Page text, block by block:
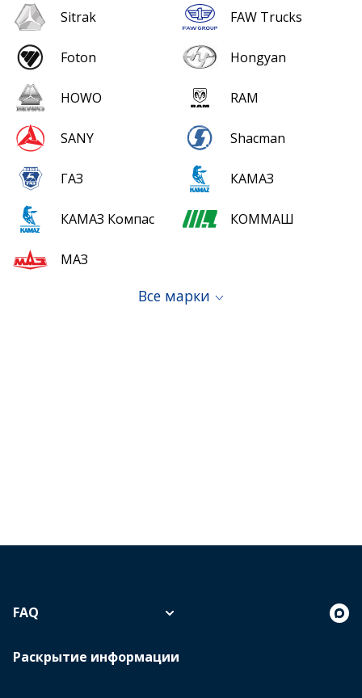
Sitrak FAW Trucks
Foton Hongyan
HOWO RAM
SANY Shacman
ГАЗ КАМАЗ
КАМАЗ Компас КОММАШ
МАЗ
Все марки
FAQ
Раскрытие информации